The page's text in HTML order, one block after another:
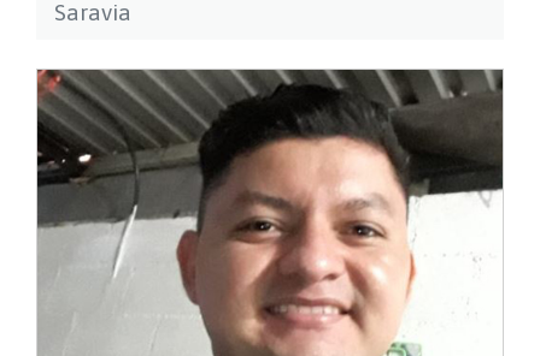
Saravia